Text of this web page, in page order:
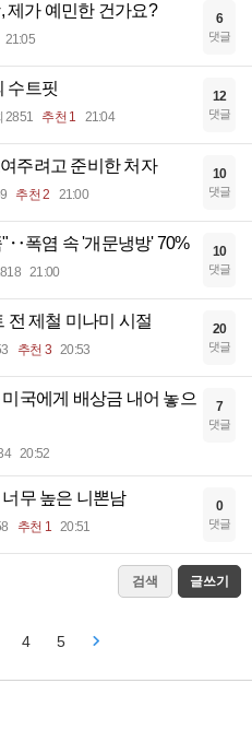
제가 예민한 건가요?
21:05
6
댓글
수트핏
2851 추천 1 21:04
12
댓글
주려고 준비한 처자
추천 2 21:00
10
댓글
"‥폭염 속 '개문냉방' 70%
21:00
10
댓글
전 제철 미나미 시절
추천 3 20:53
20
댓글
국에게 배상금 내어 놓으
20:52
7
댓글
무 높은 니뽄남
추천 1 20:51
0
댓글
검색 글쓰기
4 5